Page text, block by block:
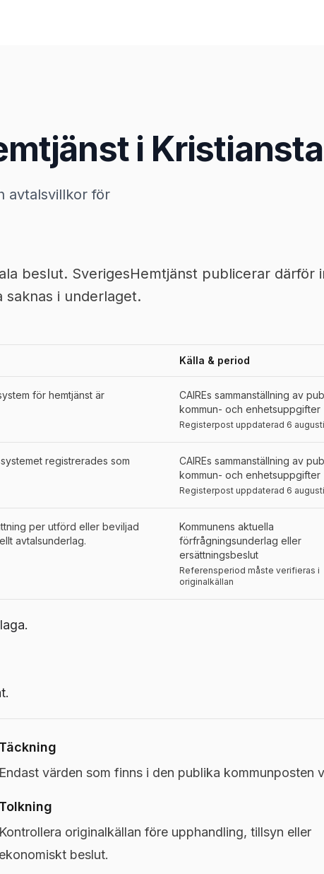
i
avtalsvillkor för
beslut. SverigesHemtjänst publicerar därför
i underlaget.
Källa & period
för hemtjänst är
CAIREs sammanställning av
kommun- och enhetsuppgifter
Registerpost uppdaterad 6
registrerades som
CAIREs sammanställning av
kommun- och enhetsuppgifter
Registerpost uppdaterad 6
per utförd eller beviljad
avtalsunderlag.
Kommunens aktuella
förfrågningsunderlag eller
ersättningsbeslut
Referensperiod måste verifieras i
originalkällan
Täckning
Endast värden som finns i den publika kommunposten
Tolkning
Kontrollera originalkällan före upphandling, tillsyn eller
ekonomiskt beslut.